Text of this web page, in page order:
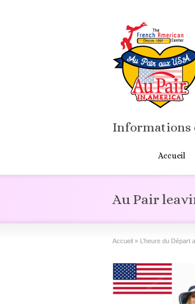
Informations
Accueil
Au Pair
Accueil » L’heure du Départ